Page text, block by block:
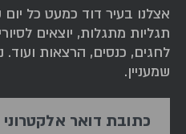
אצלנו בעיר דוד כמעט כל
תגליות מתגלות, יוצאים
לחגים, כנסים, הרצאות
שמעניין.
כתובת דואר אלקטרוני